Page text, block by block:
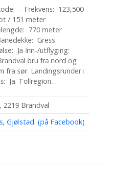
– Frekvens: 123,500
/ 151 meter
770 meter
Gress
Ja Inn-/utflyging:
bru fra nord og
fra sør. Landingsrunder i
Ja. Tollregion…
2219 Brandval
Gjølstad. (på Facebook)